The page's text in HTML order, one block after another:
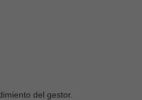
del gestor.